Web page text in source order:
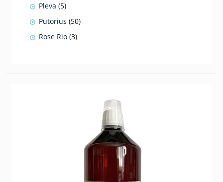
Pleva 55
Putorius 5050
Rose Rio 33